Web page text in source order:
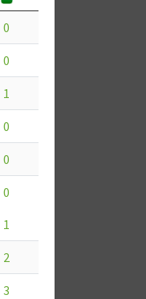
0
0
1
0
0
0
1
2
3